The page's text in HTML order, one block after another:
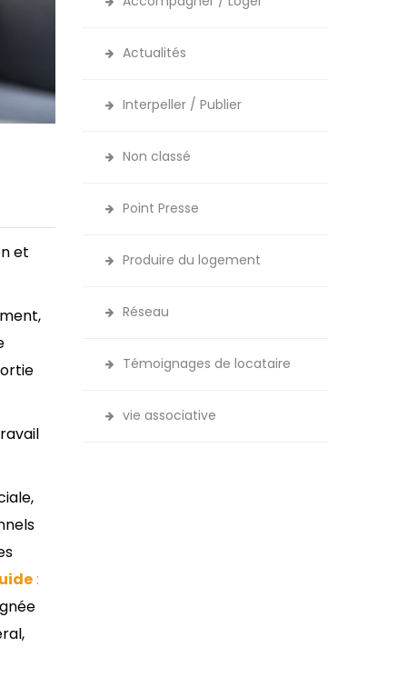
et
:
Actualités
Interpeller / Publier
Non classé
Point Presse
Produire du logement
Réseau
Témoignages de locataire
vie associative